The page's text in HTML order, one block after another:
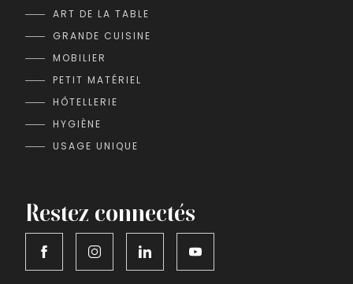
ART DE LA TABLE
GRANDE CUISINE
MOBILIER
PETIT MATÉRIEL
HÔTELLERIE
HYGIÈNE
USAGE UNIQUE
Restez connectés